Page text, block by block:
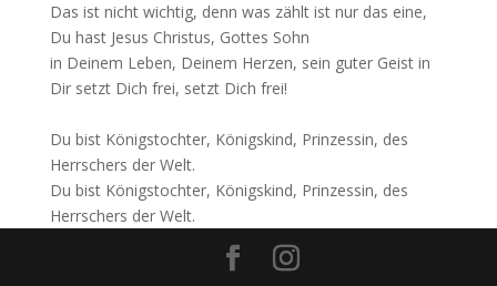
Das ist nicht wichtig, denn was zählt ist nur das eine,
Du hast Jesus Christus, Gottes Sohn
in Deinem Leben, Deinem Herzen, sein guter Geist in
Dir setzt Dich frei, setzt Dich frei!
Du bist Königstochter, Königskind, Prinzessin, des
Herrschers der Welt.
Du bist Königstochter, Königskind, Prinzessin, des
Herrschers der Welt.